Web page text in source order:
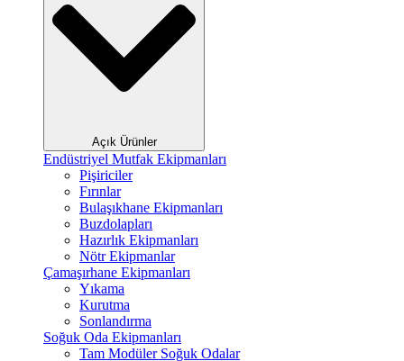
Açık Ürünler
Endüstriyel Mutfak Ekipmanları
Pişiriciler
Fırınlar
Bulaşıkhane Ekipmanları
Buzdolapları
Hazırlık Ekipmanları
Nötr Ekipmanlar
Çamaşırhane Ekipmanları
Yıkama
Kurutma
Sonlandırma
Soğuk Oda Ekipmanları
Tam Modüler Soğuk Odalar